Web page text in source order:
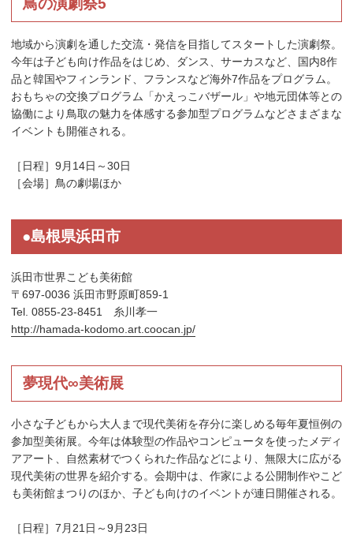
地域から演劇を通した交流・発信を目指してスタートした演劇祭。
今年は子ども向け作品をはじめ、ダンス、サーカスなど、国内8作
品と韓国やフィンランド、フランスなど海外7作品をプログラム。
おもちゃの交換プログラム「かえっこバザール」や地元団体等との
協働により鳥取の魅力を体感する参加型プログラムなどさまざまな
イベントも開催される。
［日程］9月14日～30日
［会場］鳥の劇場ほか
●島根県浜田市
浜田市世界こども美術館
〒697-0036 浜田市野原町859-1
Tel. 0855-23-8451 糸川孝一
http://hamada-kodomo.art.coocan.jp/
夢現代∞美術展
小さな子どもから大人まで現代美術を存分に楽しめる毎年夏恒例の
参加型美術展。今年は体験型の作品やコンピュータを使ったメディ
アアート、自然素材でつくられた作品などにより、無限大に広がる
現代美術の世界を紹介する。会期中は、作家による公開制作やこど
も美術館まつりのほか、子ども向けのイベントが連日開催される。
［日程］7月21日～9月23日